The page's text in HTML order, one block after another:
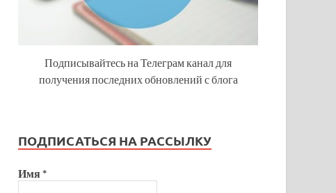
Подписывайтесь на Телеграм канал для
получения последних обновлений с блога
ПОДПИСАТЬСЯ НА РАССЫЛКУ
Имя*